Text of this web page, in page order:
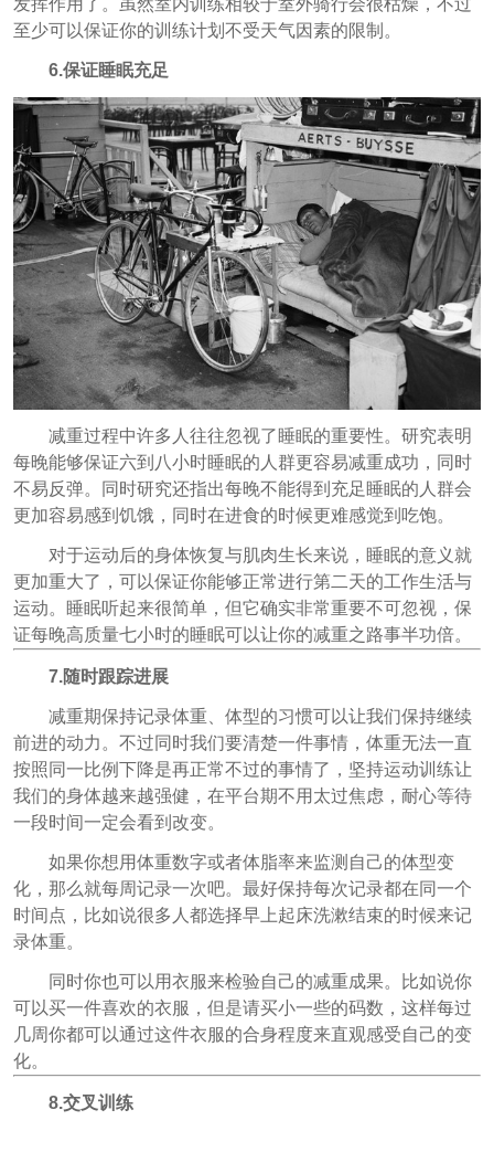
发挥作用了。虽然室内训练相较于室外骑行会很枯燥，不过
至少可以保证你的训练计划不受天气因素的限制。
6.保证睡眠充足
减重过程中许多人往往忽视了睡眠的重要性。研究表明
每晚能够保证六到八小时睡眠的人群更容易减重成功，同时
不易反弹。同时研究还指出每晚不能得到充足睡眠的人群会
更加容易感到饥饿，同时在进食的时候更难感觉到吃饱。
对于运动后的身体恢复与肌肉生长来说，睡眠的意义就
更加重大了，可以保证你能够正常进行第二天的工作生活与
运动。睡眠听起来很简单，但它确实非常重要不可忽视，保
证每晚高质量七小时的睡眠可以让你的减重之路事半功倍。
7.随时跟踪进展
减重期保持记录体重、体型的习惯可以让我们保持继续
前进的动力。不过同时我们要清楚一件事情，体重无法一直
按照同一比例下降是再正常不过的事情了，坚持运动训练让
我们的身体越来越强健，在平台期不用太过焦虑，耐心等待
一段时间一定会看到改变。
如果你想用体重数字或者体脂率来监测自己的体型变
化，那么就每周记录一次吧。最好保持每次记录都在同一个
时间点，比如说很多人都选择早上起床洗漱结束的时候来记
录体重。
同时你也可以用衣服来检验自己的减重成果。比如说你
可以买一件喜欢的衣服，但是请买小一些的码数，这样每过
几周你都可以通过这件衣服的合身程度来直观感受自己的变
化。
8.交叉训练